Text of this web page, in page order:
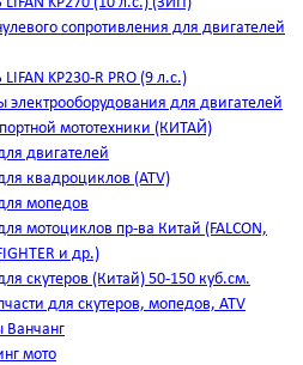
сопротивления для двигателей
KP230-R PRO (9 л.с.)
электрооборудования для двигателей
мототехники (КИТАЙ)
двигателей
квадроциклов (ATV)
мопедов
мотоциклов пр-ва Китай (FALCON,
и др.)
скутеров (Китай) 50-150 куб.см.
для скутеров, мопедов, ATV
мото